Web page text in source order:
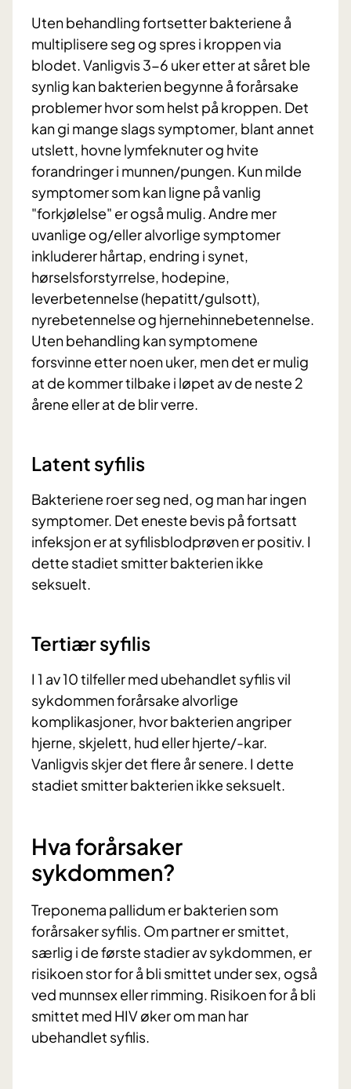
Uten behandling fortsetter bakteriene å
multiplisere seg og spres i kroppen via
blodet. Vanligvis 3-6 uker etter at såret ble
synlig kan bakterien begynne å forårsake
problemer hvor som helst på kroppen. Det
kan gi mange slags symptomer, blant annet
utslett, hovne lymfeknuter og hvite
forandringer i munnen/pungen. Kun milde
symptomer som kan ligne på vanlig
"forkjølelse" er også mulig. Andre mer
uvanlige og/eller alvorlige symptomer
inkluderer hårtap, endring i synet,
hørselsforstyrrelse, hodepine,
leverbetennelse (hepatitt/gulsott),
nyrebetennelse og hjernehinnebetennelse.
Uten behandling kan symptomene
forsvinne etter noen uker, men det er mulig
at de kommer tilbake i løpet av de neste 2
årene eller at de blir verre.
Latent syfilis
Bakteriene roer seg ned, og man har ingen
symptomer. Det eneste bevis på fortsatt
infeksjon er at syfilisblodprøven er positiv. I
dette stadiet smitter bakterien ikke
seksuelt.
Tertiær syfilis
I 1 av 10 tilfeller med ubehandlet syfilis vil
sykdommen forårsake alvorlige
komplikasjoner, hvor bakterien angriper
hjerne, skjelett, hud eller hjerte/-kar.
Vanligvis skjer det flere år senere. I dette
stadiet smitter bakterien ikke seksuelt.
Hva forårsaker
sykdommen?
Treponema pallidum er bakterien som
forårsaker syfilis. Om partner er smittet,
særlig i de første stadier av sykdommen, er
risikoen stor for å bli smittet under sex, også
ved munnsex eller rimming. Risikoen for å bli
smittet med HIV øker om man har
ubehandlet syfilis.